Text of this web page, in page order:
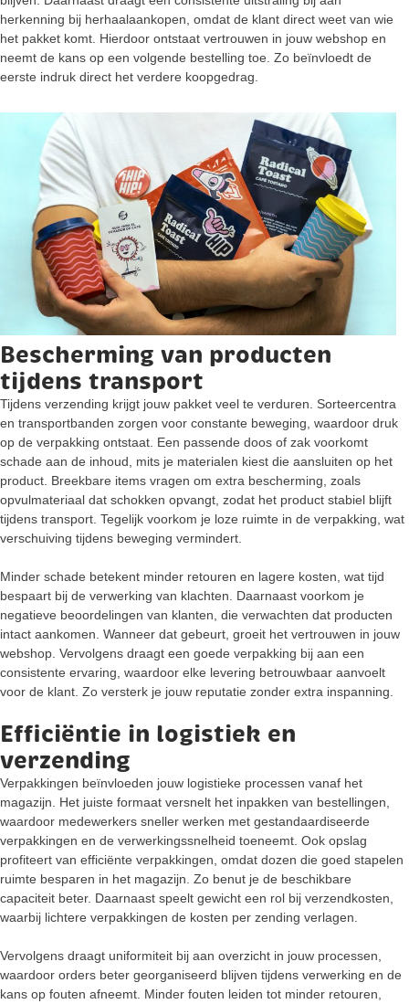
herkenning bij herhaalaankopen, omdat de klant direct weet van wie
het pakket komt. Hierdoor ontstaat vertrouwen in jouw webshop en
neemt de kans op een volgende bestelling toe. Zo beïnvloedt de
eerste indruk direct het verdere koopgedrag.
Bescherming van producten
tijdens transport
Tijdens verzending krijgt jouw pakket veel te verduren. Sorteercentra
en transportbanden zorgen voor constante beweging, waardoor druk
op de verpakking ontstaat. Een passende doos of zak voorkomt
schade aan de inhoud, mits je materialen kiest die aansluiten op het
product. Breekbare items vragen om extra bescherming, zoals
opvulmateriaal dat schokken opvangt, zodat het product stabiel blijft
tijdens transport. Tegelijk voorkom je loze ruimte in de verpakking, wat
verschuiving tijdens beweging vermindert.
Minder schade betekent minder retouren en lagere kosten, wat tijd
bespaart bij de verwerking van klachten. Daarnaast voorkom je
negatieve beoordelingen van klanten, die verwachten dat producten
intact aankomen. Wanneer dat gebeurt, groeit het vertrouwen in jouw
webshop. Vervolgens draagt een goede verpakking bij aan een
consistente ervaring, waardoor elke levering betrouwbaar aanvoelt
voor de klant. Zo versterk je jouw reputatie zonder extra inspanning.
Efficiëntie in logistiek en
verzending
Verpakkingen beïnvloeden jouw logistieke processen vanaf het
magazijn. Het juiste formaat versnelt het inpakken van bestellingen,
waardoor medewerkers sneller werken met gestandaardiseerde
verpakkingen en de verwerkingssnelheid toeneemt. Ook opslag
profiteert van efficiënte verpakkingen, omdat dozen die goed stapelen
ruimte besparen in het magazijn. Zo benut je de beschikbare
capaciteit beter. Daarnaast speelt gewicht een rol bij verzendkosten,
waarbij lichtere verpakkingen de kosten per zending verlagen.
Vervolgens draagt uniformiteit bij aan overzicht in jouw processen,
waardoor orders beter georganiseerd blijven tijdens verwerking en de
kans op fouten afneemt. Minder fouten leiden tot minder retouren,